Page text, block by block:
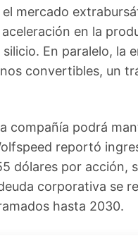
mercado
en la
En paralelo, la
convertibles, un
compañía podrá
reportó
dólares por acción,
corporativa se
hasta 2030.